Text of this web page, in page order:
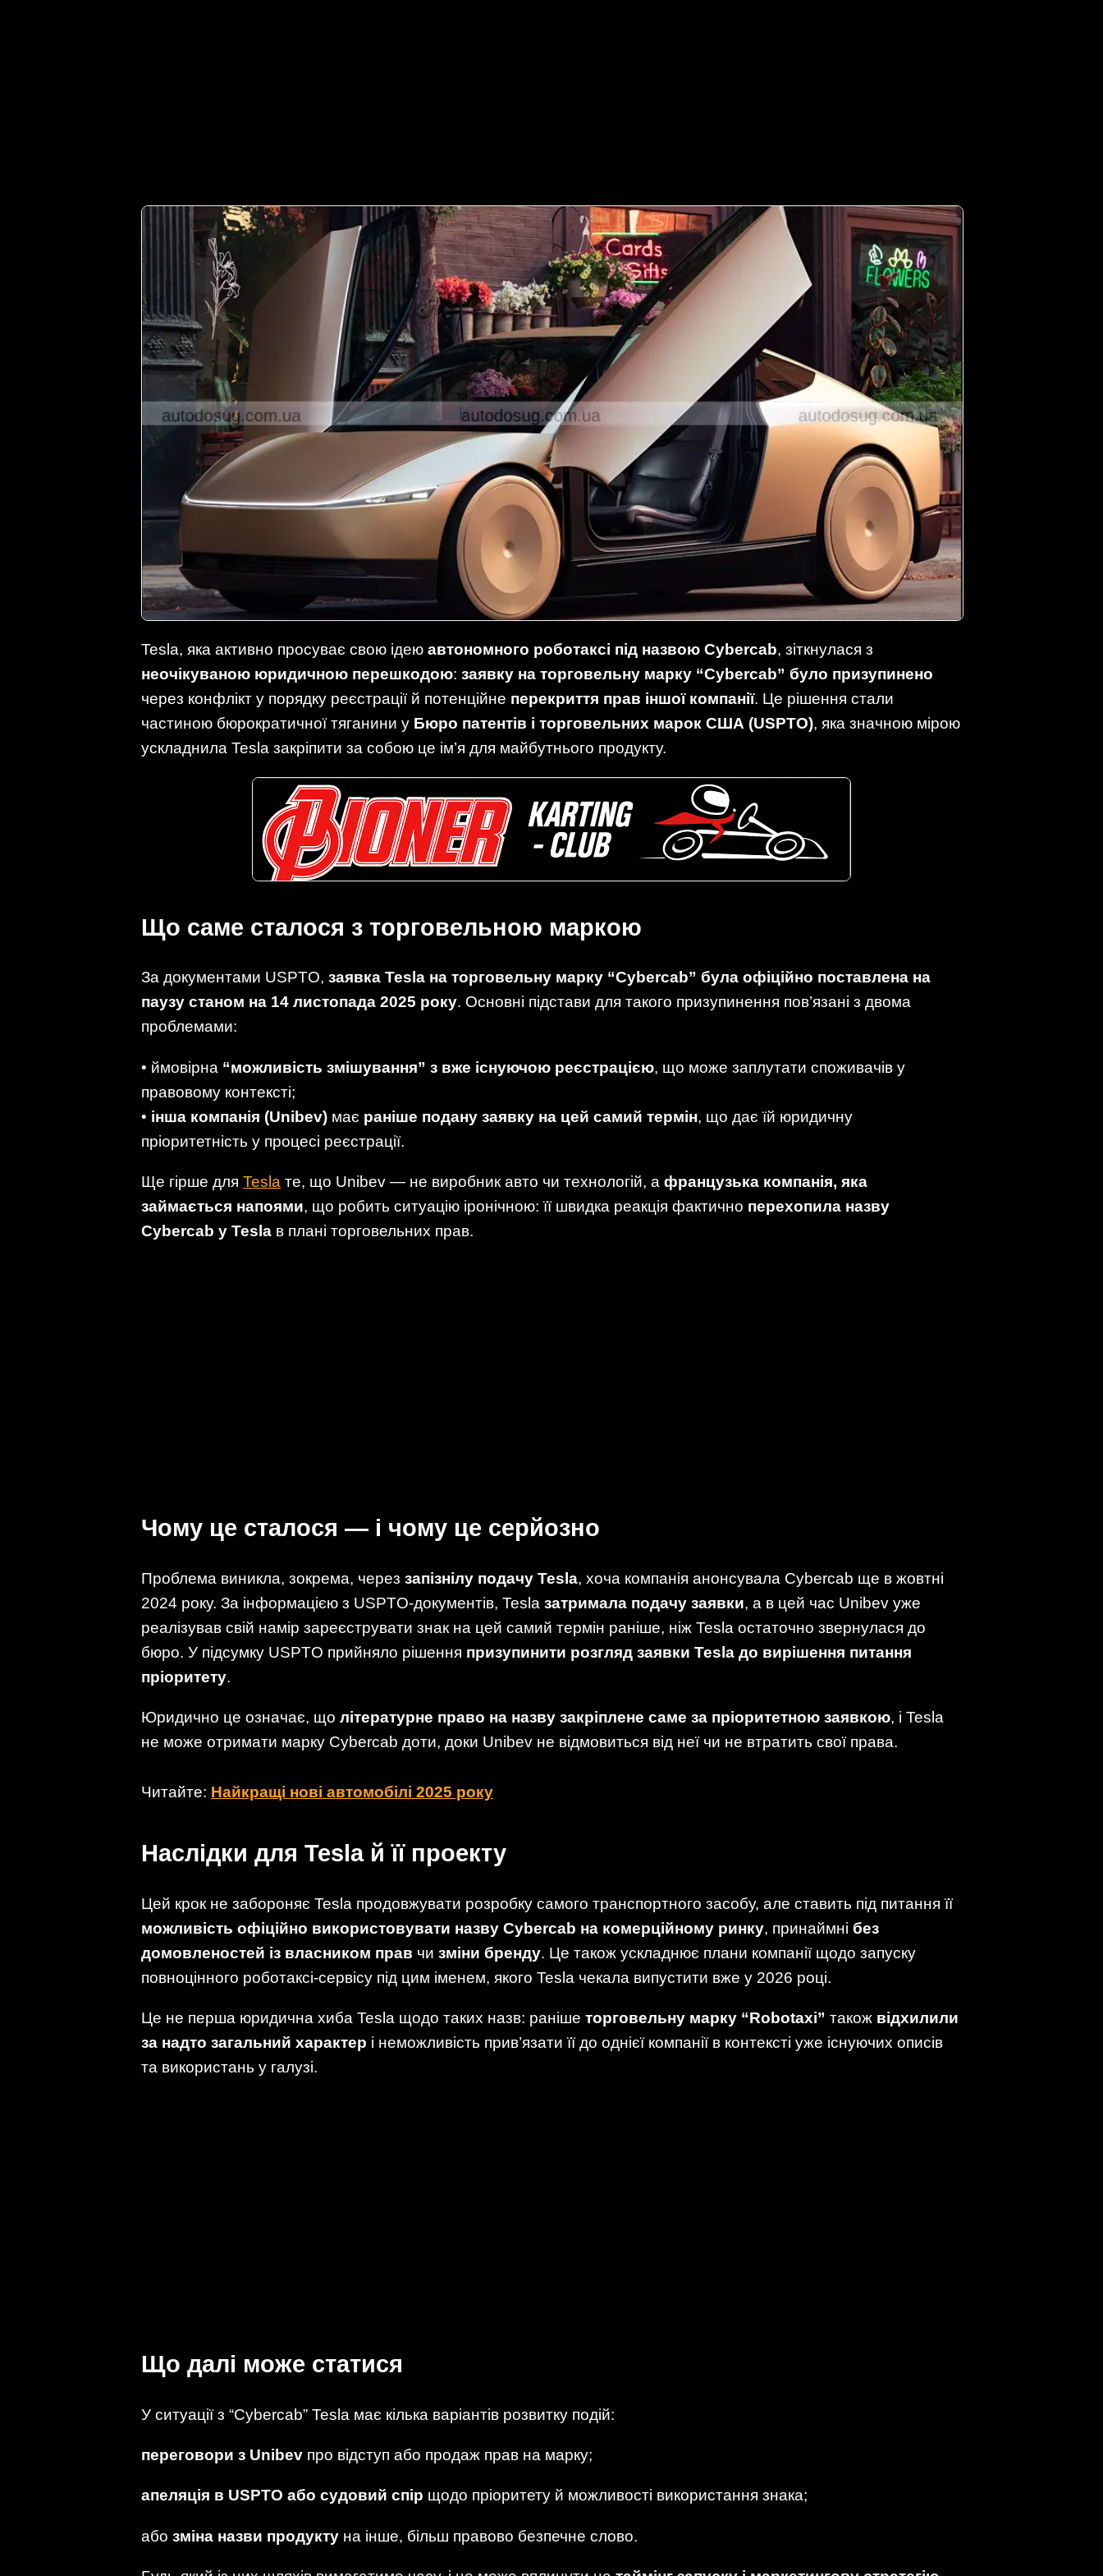
Tesla, яка активно просуває свою ідею автономного роботаксі під назвою Cybercab, зіткнулася з
неочікуваною юридичною перешкодою: заявку на торговельну марку “Cybercab” було призупинено
через конфлікт у порядку реєстрації й потенційне перекриття прав іншої компанії. Це рішення стали
частиною бюрократичної тяганини у Бюро патентів і торговельних марок США (USPTO), яка значною мірою
ускладнила Tesla закріпити за собою це ім’я для майбутнього продукту.
Що саме сталося з торговельною маркою
За документами USPTO, заявка Tesla на торговельну марку “Cybercab” була офіційно поставлена на
паузу станом на 14 листопада 2025 року. Основні підстави для такого призупинення пов’язані з двома
проблемами:
• ймовірна “можливість змішування” з вже існуючою реєстрацією, що може заплутати споживачів у
правовому контексті;
• інша компанія (Unibev) має раніше подану заявку на цей самий термін, що дає їй юридичну
пріоритетність у процесі реєстрації.
Ще гірше для Tesla те, що Unibev — не виробник авто чи технологій, а французька компанія, яка
займається напоями, що робить ситуацію іронічною: її швидка реакція фактично перехопила назву
Cybercab у Tesla в плані торговельних прав.
Чому це сталося — і чому це серйозно
Проблема виникла, зокрема, через запізнілу подачу Tesla, хоча компанія анонсувала Cybercab ще в жовтні
2024 року. За інформацією з USPTO-документів, Tesla затримала подачу заявки, а в цей час Unibev уже
реалізував свій намір зареєструвати знак на цей самий термін раніше, ніж Tesla остаточно звернулася до
бюро. У підсумку USPTO прийняло рішення призупинити розгляд заявки Tesla до вирішення питання
пріоритету.
Юридично це означає, що літературне право на назву закріплене саме за пріоритетною заявкою, і Tesla
не може отримати марку Cybercab доти, доки Unibev не відмовиться від неї чи не втратить свої права.
Читайте: Найкращі нові автомобілі 2025 року
Наслідки для Tesla й її проекту
Цей крок не забороняє Tesla продовжувати розробку самого транспортного засобу, але ставить під питання її
можливість офіційно використовувати назву Cybercab на комерційному ринку, принаймні без
домовленостей із власником прав чи зміни бренду. Це також ускладнює плани компанії щодо запуску
повноцінного роботаксі-сервісу під цим іменем, якого Tesla чекала випустити вже у 2026 році.
Це не перша юридична хиба Tesla щодо таких назв: раніше торговельну марку “Robotaxi” також відхилили
за надто загальний характер і неможливість прив’язати її до однієї компанії в контексті уже існуючих описів
та використань у галузі.
Що далі може статися
У ситуації з “Cybercab” Tesla має кілька варіантів розвитку подій:
переговори з Unibev про відступ або продаж прав на марку;
апеляція в USPTO або судовий спір щодо пріоритету й можливості використання знака;
або зміна назви продукту на інше, більш правово безпечне слово.